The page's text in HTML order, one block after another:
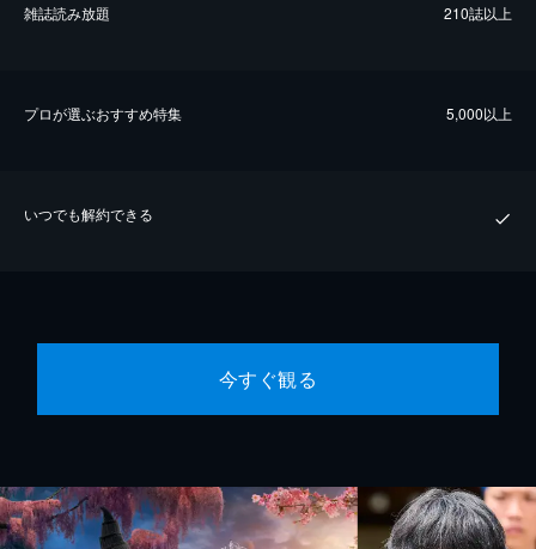
雑誌読み放題 210誌以上
プロが選ぶおすすめ特集 5,000以上
いつでも解約できる
今すぐ観る